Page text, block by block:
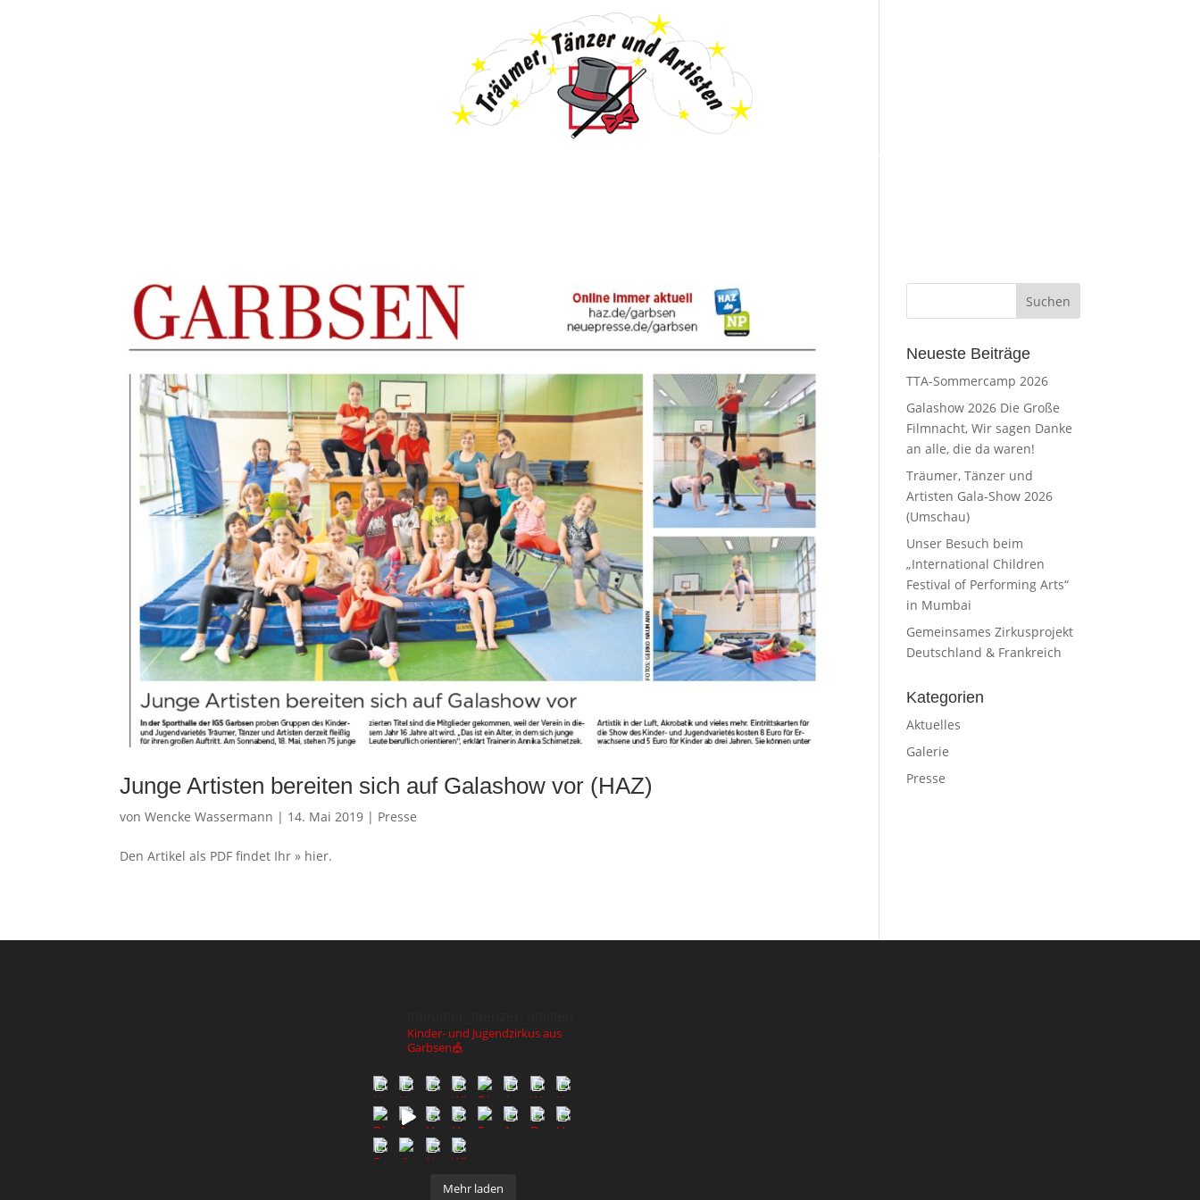
Junge Artisten bereiten sich auf Galashow vor (HAZ)
vonWencke Wassermann | 14. Mai 2019 | Presse
Den Artikel als PDF findet Ihr » hier.
Neueste Beiträge
TTA-Sommercamp 2026
Galashow 2026 Die Große
Filmnacht, Wir sagen Danke
an alle, die da waren!
Träumer, Tänzer und
Artisten Gala-Show 2026
(Umschau)
Unser Besuch beim
„International Children
Festival of Performing Arts“
in Mumbai
Gemeinsames Zirkusprojekt
Deutschland & Frankreich
Kategorien
Aktuelles
Galerie
Presse
Kinder- und Jugendzirkus aus
Garbsen🎪
Mehr laden